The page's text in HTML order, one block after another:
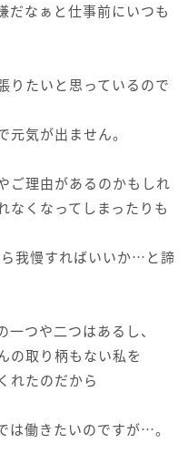
だなぁと仕事前にいつも
りたいと思っているので
気が出ません。
ご理由があるのかもしれ
くなってしまったりも
我慢すればいいか…と諦
つや二つはあるし、
の取り柄もない私を
れたのだから
は働きたいのですが…。